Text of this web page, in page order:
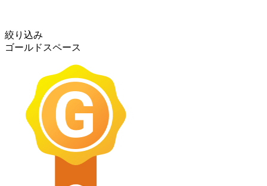
絞り込み
ゴールドスペース